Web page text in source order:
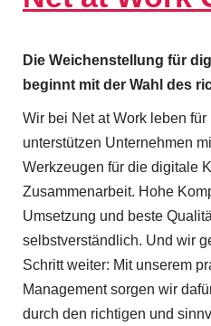
t
B
u
s
i
n
e
s
s
U
Die Weichenstellung für
beginnt mit der Wahl des
Wir bei Net at Work leben
unterstützen Unternehmen
Werkzeugen für die digitale
Zusammenarbeit. Hohe
Umsetzung und beste
selbstverständlich. Und wir
Schritt weiter: Mit unserem
Management sorgen wir
durch den richtigen und